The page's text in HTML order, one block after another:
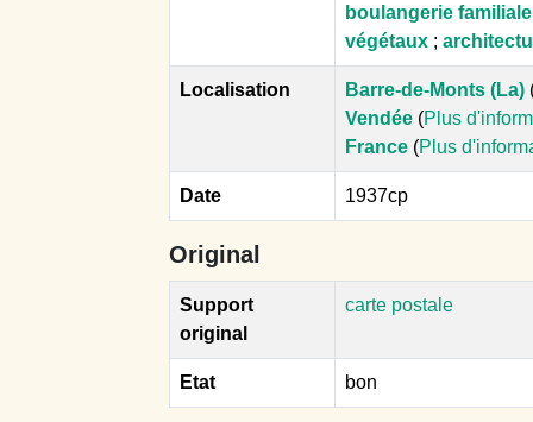
boulangerie familiale
végétaux ;
Localisation Barre-de-Monts (La)
Vendée (Plus
France (Plus
Date 1937cp
Original
Support
original
carte postale
Etat bon